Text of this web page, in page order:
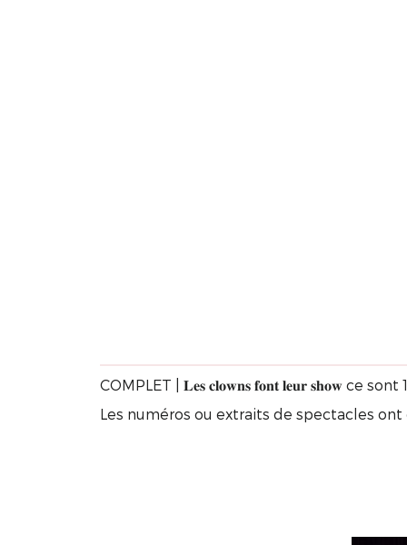
COMPLET | 𝐋𝐞𝐬 𝐜𝐥𝐨𝐰𝐧𝐬 𝐟𝐨𝐧𝐭 𝐥𝐞𝐮𝐫 𝐬𝐡𝐨𝐰
Les numéros ou extraits de spectacles